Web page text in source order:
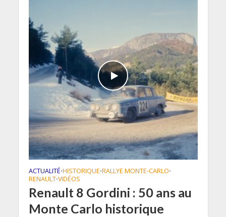
ACTUALITÉ•HISTORIQUE•RALLYE MONTE-CARLO•
RENAULT•VIDÉOS
Renault 8 Gordini : 50 ans au
Monte Carlo historique